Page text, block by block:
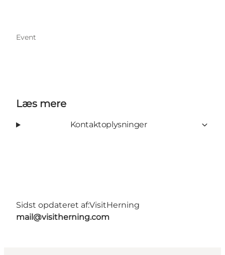
Event
Læs mere
Kontaktoplysninger
Sidst opdateret af:VisitHerning
mail@visitherning.com